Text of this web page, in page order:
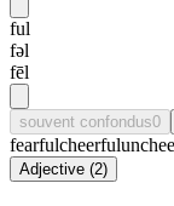
ful
fəl
fēl
souvent confondus0
fearfulcheerful
Adjective (2)